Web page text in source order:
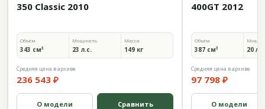
350 Classic 2010
Объём
343 см³
Мощность
23 л.с.
Масса
149 кг
Средняя цена в архиве
236 543 ₽
О модели Сравнить
400GT 2012
Объём
387 см³ 20
Средняя цена в архиве
97 798 ₽
О модели